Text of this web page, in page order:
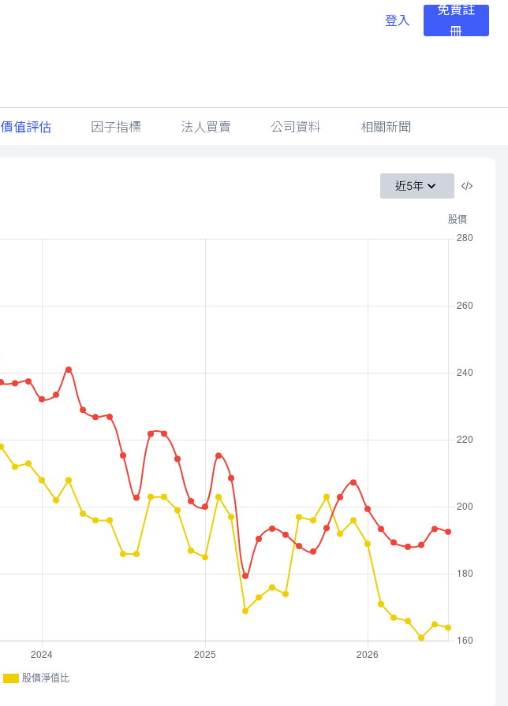
登入
免費註
冊
價值評估 因子指標 法人買賣 公司資料 相關新聞
近5年
股價淨值比